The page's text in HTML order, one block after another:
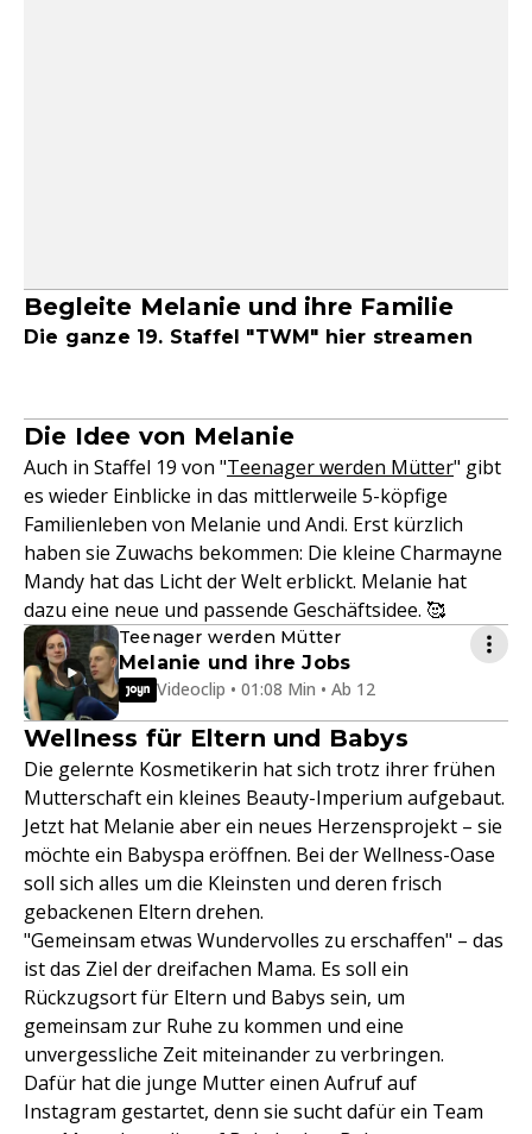
Begleite Melanie und ihre Familie
Die ganze 19. Staffel "TWM" hier streamen
Die Idee von Melanie
Auch in Staffel 19 von "Teenager werden Mütter" gibt
es wieder Einblicke in das mittlerweile 5-köpfige
Familienleben von Melanie und Andi. Erst kürzlich
haben sie Zuwachs bekommen: Die kleine Charmayne
Mandy hat das Licht der Welt erblickt. Melanie hat
dazu eine neue und passende Geschäftsidee. 🥰
Teenager werden Mütter
Melanie und ihre Jobs
Videoclip • 01:08 Min • Ab 12
Wellness für Eltern und Babys
Die gelernte Kosmetikerin hat sich trotz ihrer frühen
Mutterschaft ein kleines Beauty-Imperium aufgebaut.
Jetzt hat Melanie aber ein neues Herzensprojekt – sie
möchte ein Babyspa eröffnen. Bei der Wellness-Oase
soll sich alles um die Kleinsten und deren frisch
gebackenen Eltern drehen.
"Gemeinsam etwas Wundervolles zu erschaffen" – das
ist das Ziel der dreifachen Mama. Es soll ein
Rückzugsort für Eltern und Babys sein, um
gemeinsam zur Ruhe zu kommen und eine
unvergessliche Zeit miteinander zu verbringen.
Dafür hat die junge Mutter einen Aufruf auf
Instagram gestartet, denn sie sucht dafür ein Team